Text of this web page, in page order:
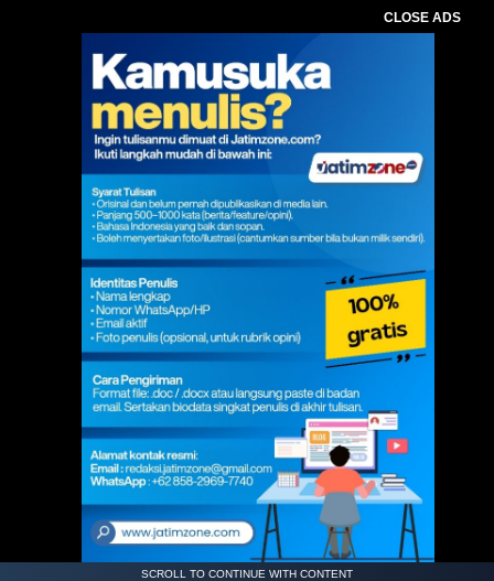
CLOSE ADS
SCROLL TO CONTINUE WITH CONTENT